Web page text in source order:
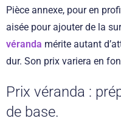
Pièce annexe, pour en
aisée pour ajouter de la
véranda mérite autant
dur. Son prix variera en
Prix véranda :
de base.